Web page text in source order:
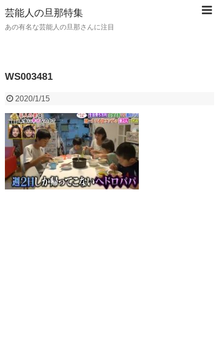
芸能人の旦那特集
あの有名な芸能人の旦那さんに注目
WS003481
2020/1/15